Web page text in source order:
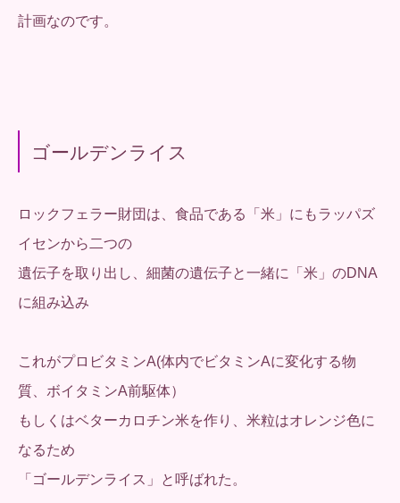
計画なのです。
ゴールデンライス
ロックフェラー財団は、食品である「米」にもラッパズ
イセンから二つの
遺伝子を取り出し、細菌の遺伝子と一緒に「米」のDNA
に組み込み
これがプロビタミンA(体内でビタミンAに変化する物
質、ボイタミンA前駆体）
もしくはベターカロチン米を作り、米粒はオレンジ色に
なるため
「ゴールデンライス」と呼ばれた。